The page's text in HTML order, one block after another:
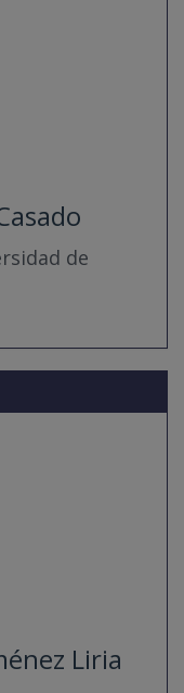
de
Liria